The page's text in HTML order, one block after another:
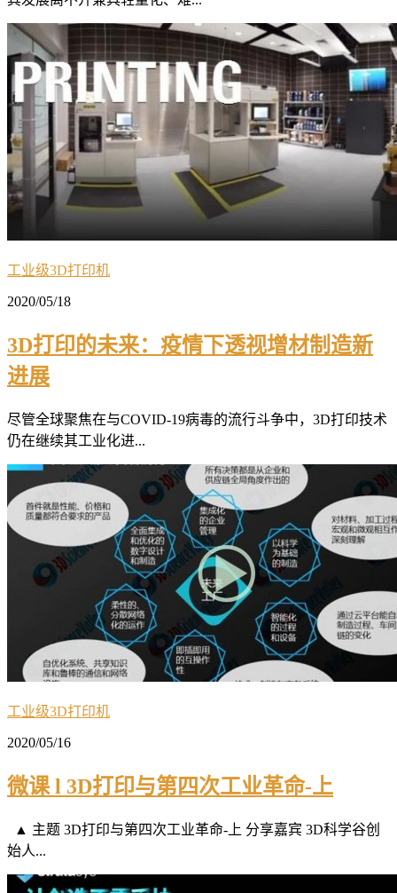
工业级3D打印机
2020/05/18
3D打印的未来：疫情下透视增材制造新
进展
尽管全球聚焦在与COVID-19病毒的流行斗争中，3D打印技术
仍在继续其工业化进...
工业级3D打印机
2020/05/16
微课 l 3D打印与第四次工业革命-上
▲ 主题 3D打印与第四次工业革命-上 分享嘉宾 3D科学谷创
始人...